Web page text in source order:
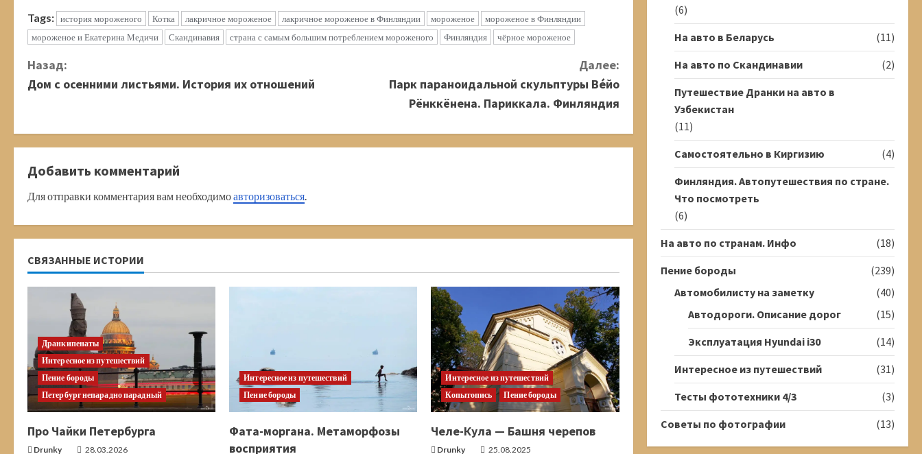
Tags: история мороженого Котка лакричное мороженое лакричное мороженое в Финляндии мороженое
мороженое в Финляндии
мороженое и Екатерина Медичи
Скандинавия страна с самым большим потреблением мороженого Финляндия чёрное мороженое
П
р
о
д
о
ж
и
ч
т
е
н
Назад:
Дом с осенними листьями. История их отношений
Далее:
Парк параноидальной скульптуры Ве́йо
Рёнккёнена. Париккала. Финляндия
Добавить комментарий
Для отправки комментария вам необходимоавторизоваться.
СВЯЗАННЫЕ ИСТОРИИ
Дранкипенаты
Интересное из путешествий
Пение бороды
Петербург непарадно парадный
Про Чайки Петербурга
Drunky 28.03.2026
Интересное из путешествий
Пение бороды
Фата-моргана. Метаморфозы
восприятия
Интересное из путешествий
Копытопись
Пение бороды
Челе-Кула — Башня черепов
Drunky 25.08.2025
(6)
На авто в Беларусь
(11)
На авто по Скандинавии
(2)
Путешествие Дранки на авто в
Узбекистан
(11)
Самостоятельно в Киргизию
(4)
Финляндия. Автопутешествия по стране.
Что посмотреть
(6)
На авто по странам. Инфо
(18)
Пение бороды
(239)
Автомобилисту на заметку
(40)
Автодороги. Описание дорог
(15)
Эксплуатация Hyundai i30
(14)
Интересное из путешествий
(31)
Тесты фототехники 4/3
(3)
Советы по фотографии
(13)